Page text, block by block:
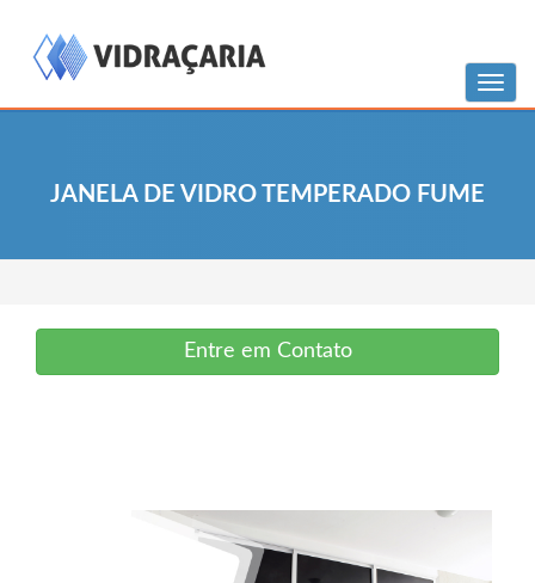
JANELA DE VIDRO TEMPERADO FUME
Menu
Entre em Contato